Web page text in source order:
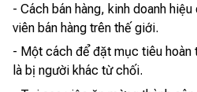
- Cách bán hàng, kinh doanh
viên bán hàng trên thế giới.
- Một cách để đặt mục tiêu hoàn
là bị người khác từ chối.